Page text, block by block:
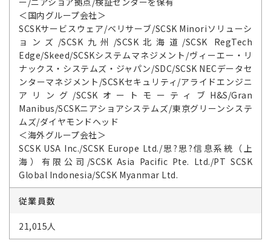
＜国内グループ会社＞
SCSKサービスウェア/ベリサーブ/SCSK Minoriソリューシ
ョンズ/SCSK九州/SCSK北海道/SCSK RegTech
Edge/Skeed/SCSKシステムマネジメント/ヴィーエー・リ
ナックス・システムズ・ジャパン/SDC/SCSK NECデータセ
ンターマネジメント/SCSKセキュリティ/アライドエンジニ
アリング/SCSKオートモーティブH&S/Gran
Manibus/SCSKニアショアシステムズ/東京グリーンシステ
ムズ/ダイヤモンドヘッド
＜海外グループ会社＞
SCSK USA Inc./SCSK Europe Ltd./思?思?信息系統（上
海）有限公司/SCSK Asia Pacific Pte. Ltd./PT SCSK
Global Indonesia/SCSK Myanmar Ltd.
従業員数
21,015人